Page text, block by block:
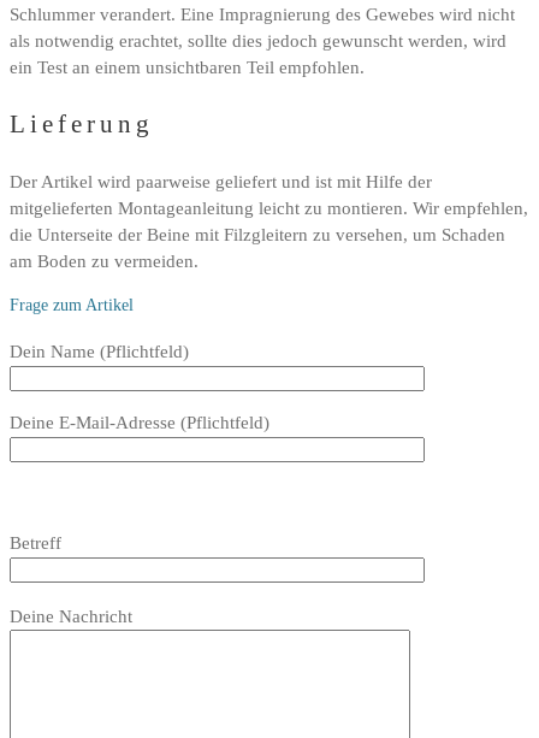
Schlummer verandert. Eine Impragnierung des Gewebes wird nicht
als notwendig erachtet, sollte dies jedoch gewunscht werden, wird
ein Test an einem unsichtbaren Teil empfohlen.
Lieferung
Der Artikel wird paarweise geliefert und ist mit Hilfe der
mitgelieferten Montageanleitung leicht zu montieren. Wir empfehlen,
die Unterseite der Beine mit Filzgleitern zu versehen, um Schaden
am Boden zu vermeiden.
Frage zum Artikel
Bitte
Feld
Dein Name (Pflichtfeld)
Deine E-Mail-Adresse (Pflichtfeld)
dieses
lasse
leer.
Betreff
lasse
Deine Nachricht